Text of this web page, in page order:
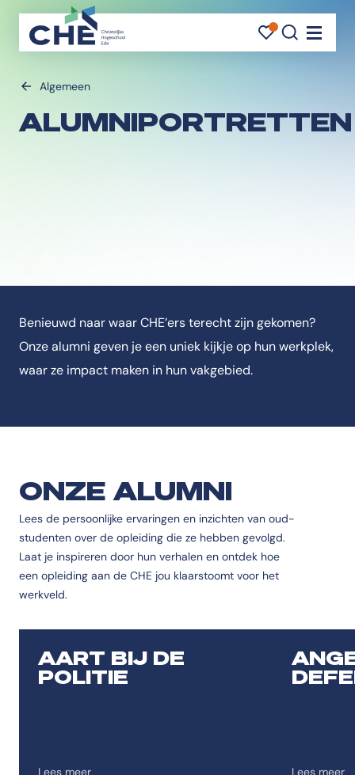
Algemeen
ALUMNIPORTRETTEN
Benieuwd naar waar CHE’ers terecht zijn gekomen?
Onze alumni geven je een uniek kijkje op hun werkplek,
waar ze impact maken in hun vakgebied.
ONZE ALUMNI
Lees de persoonlijke ervaringen en inzichten van oud-
studenten over de opleiding die ze hebben gevolgd.
Laat je inspireren door hun verhalen en ontdek hoe
een opleiding aan de CHE jou klaarstoomt voor het
werkveld.
AART BIJ DE
POLITIE
Lees meer Lees meer